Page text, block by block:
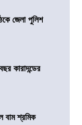
জেলা পুলিশ
কারাদন্ডের
বাম শ্রমিক